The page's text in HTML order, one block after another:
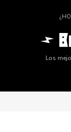
Los